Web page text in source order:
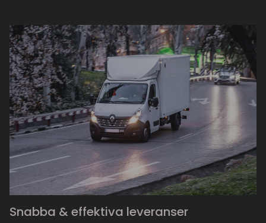
Snabba & effektiva leveranser